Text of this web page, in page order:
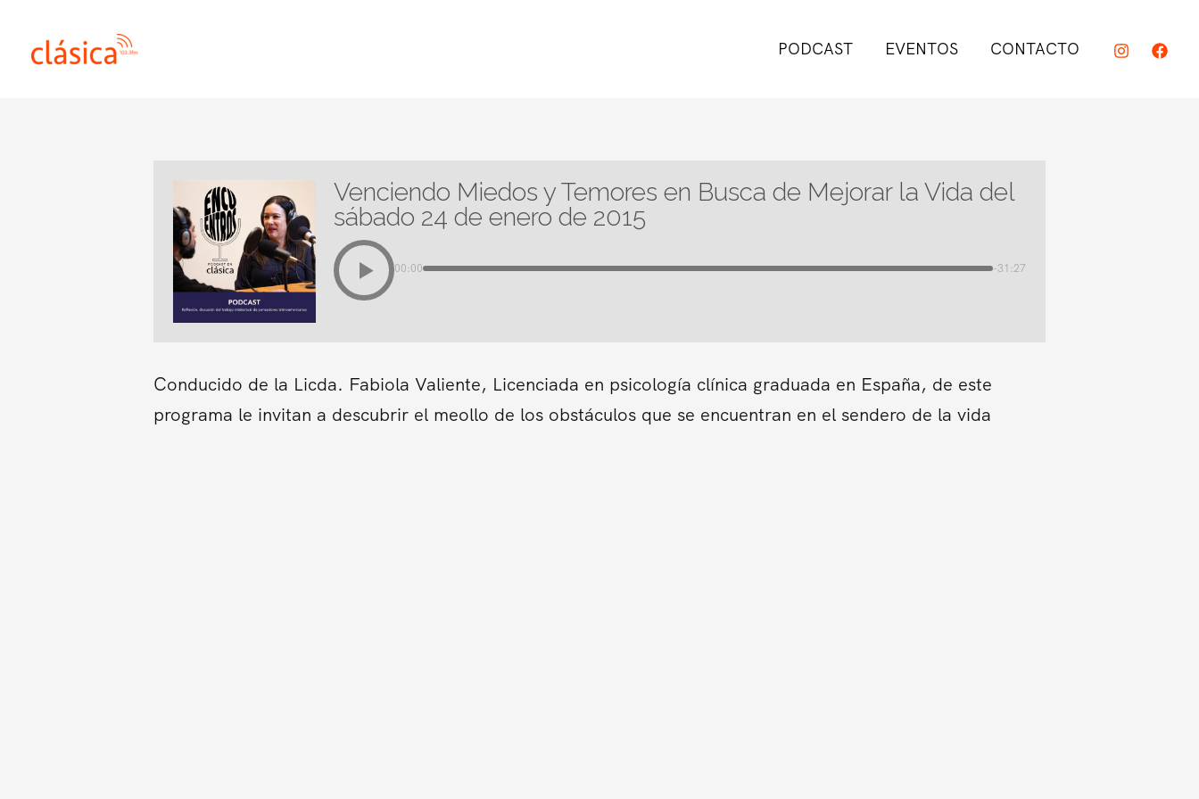
contenido
PODCAST EVENTOS CONTACTO
Venciendo Miedos y Temores en Busca de Mejorar la Vida del
sábado 24 de enero de 2015
00:00 -31:27
Conducido de la Licda. Fabiola Valiente, Licenciada en psicología clínica graduada en España, de este
programa le invitan a descubrir el meollo de los obstáculos que se encuentran en el sendero de la vida